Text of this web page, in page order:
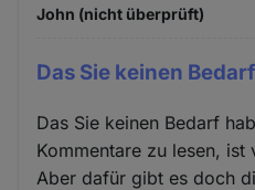
John (nicht überprüft)
Das Sie keinen
Das Sie keinen Bedarf
Kommentare zu lesen, ist
Aber dafür gibt es doch